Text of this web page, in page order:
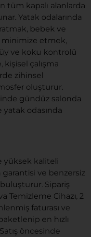
tüm kapalı alanlarda
Yatak odalarında
bebek ve
minimize etmek,
ve koku kontrolü
çalışma
zihinsel
oluşturur.
gündüz salonda
yatak odasında
yüksek kaliteli
ve benzersiz
buluşturur. Sipariş
Temizleme Cihazı, 2
faturası ve
en hızlı
öncesinde